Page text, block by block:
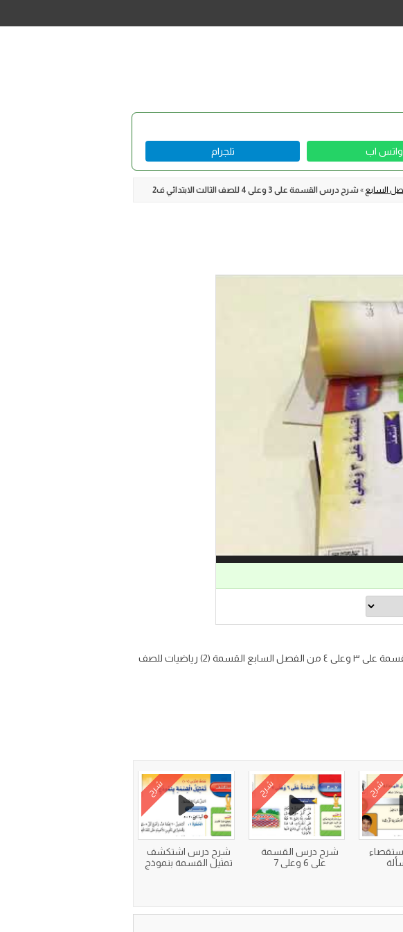
واتس اب تلجرام
السابع »شرح درس القسمة على 3 وعلى 4 للصف الثالث الابتدائي ف2
شرح درس 7-1 القسمة على ٣ وعلى ٤ مادة الرياضيات ثالث ابتدائي الفصل الثاني شرح الدرس الاول القسمة على ٣ وعلى ٤ من الفصل السابع القسمة (2) رياضيات للصف
شرح شرح
شرح درس القسمة
على 6 وعلى 7
شرح
شرح درس اشتكشف
تمثيل القسمة بنموذج